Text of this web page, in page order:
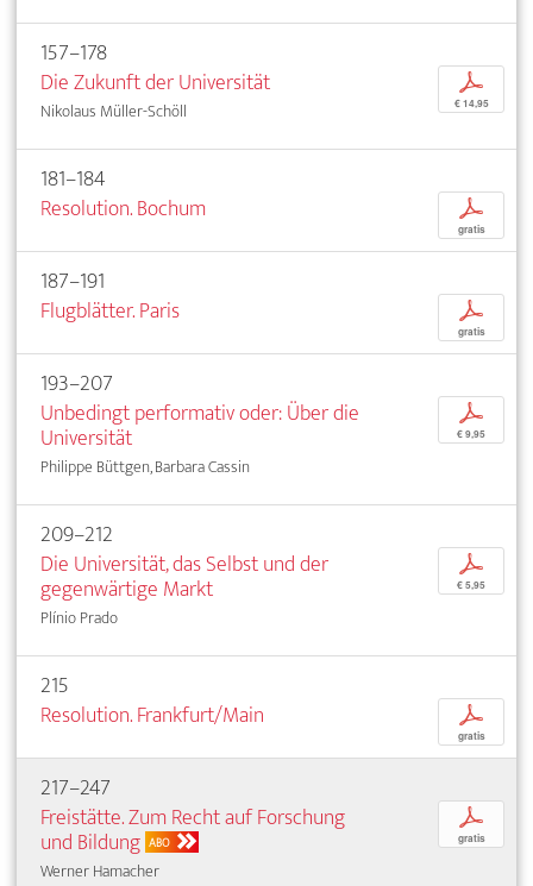
157–178
Die Zukunft der Universität
Nikolaus Müller-Schöll
p
€ 14,95
181–184
Resolution. Bochum
p
gratis
187–191
Flugblätter. Paris
p
gratis
193–207
Unbedingt performativ oder: Über die
Universität
Philippe Büttgen, Barbara Cassin
p
€ 9,95
209–212
Die Universität, das Selbst und der
gegenwärtige Markt
Plínio Prado
p
€ 5,95
215
Resolution. Frankfurt/Main
p
gratis
217–247
Freistätte. Zum Recht auf Forschung
und Bildung ABO
Werner Hamacher
p
gratis